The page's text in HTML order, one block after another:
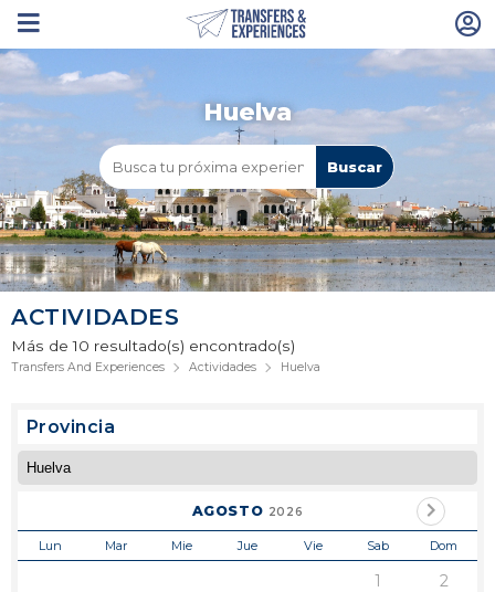
Huelva
ACTIVIDADES
Más de 10 resultado(s) encontrado(s)
Transfers And Experiences Actividades Huelva
Provincia
AGOSTO 2026
Lun Mar Mie Jue Vie Sab Dom
1
2